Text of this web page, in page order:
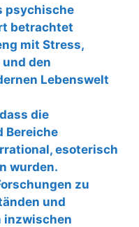
psychische
betrachtet
mit Stress,
den
Lebenswelt
die
Bereiche
esoterisch
wurden.
zu
und
inzwischen